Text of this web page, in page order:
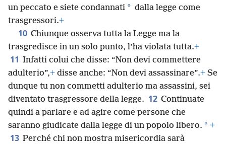
un peccato e siete condannati * dalla legge come
trasgressori.+
10 Chiunque osserva tutta la Legge ma la
trasgredisce in un solo punto, l’ha violata tutta.+
11 Infatti colui che disse: “Non devi commettere
adulterio”,+ disse anche: “Non devi assassinare”.+ Se
dunque tu non commetti adulterio ma assassini, sei
diventato trasgressore della legge. 12 Continuate
quindi a parlare e ad agire come persone che
saranno giudicate dalla legge di un popolo libero. * +
13 Perché chi non mostra misericordia sarà